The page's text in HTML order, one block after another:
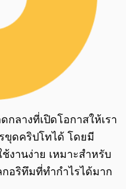
ลางที่เปิดโอกาสให้เรา
ขุดคริปโทได้ โดยมี
งานง่าย เหมาะสำหรับ
กอริทึมที่ทำกำไรได้มาก